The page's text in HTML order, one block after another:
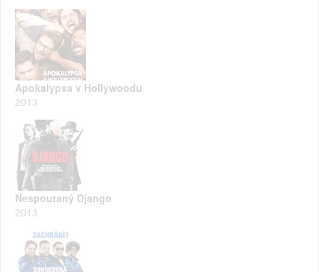
Apokalypsa v Hollywoodu
2013
Nespoutaný Django
2013